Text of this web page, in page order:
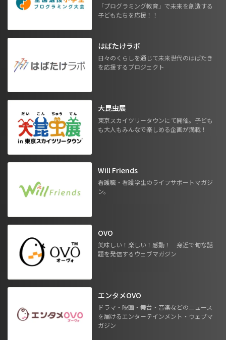
「プログラミング教育」で未来を創造する
子どもたちを応援！！
はばたけラボ
日々のくらしを通じて未来世代のはばたき
を応援するプロジェクト
大昆虫展
東京スカイツリータウンにて開催。子ども
も大人もみんなで楽しめる企画が満載！
Will Friends
看護職・看護学生のライフサポートマガジ
ン。
OVO
美味しい！楽しい！感動！ 身近で旬な話
題を発信するウェブマガジン
エンタメOVO
ドラマ・映画・舞台・音楽などのニュース
を届けるエンターテインメント・ウェブマ
ガジン